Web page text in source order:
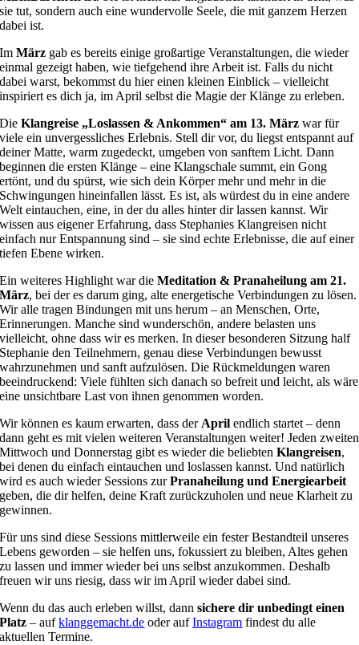
sie tut, sondern auch eine wundervolle Seele, die mit ganzem Herzen
dabei ist.
ImMärz gab es bereits einige großartige Veranstaltungen, die wieder
einmal gezeigt haben, wie tiefgehend ihre Arbeit ist. Falls du nicht
dabei warst, bekommst du hier einen kleinen Einblick – vielleicht
inspiriert es dich ja, im April selbst die Magie der Klänge zu erleben.
DieKlangreise „Loslassen & Ankommen“ am 13. März war für
viele ein unvergessliches Erlebnis. Stell dir vor, du liegst entspannt auf
deiner Matte, warm zugedeckt, umgeben von sanftem Licht. Dann
beginnen die ersten Klänge – eine Klangschale summt, ein Gong
ertönt, und du spürst, wie sich dein Körper mehr und mehr in die
Schwingungen hineinfallen lässt. Es ist, als würdest du in eine andere
Welt eintauchen, eine, in der du alles hinter dir lassen kannst. Wir
wissen aus eigener Erfahrung, dass Stephanies Klangreisen nicht
einfach nur Entspannung sind – sie sind echte Erlebnisse, die auf einer
tiefen Ebene wirken.
Ein weiteres Highlight war dieMeditation & Pranaheilung am 21.
März, bei der es darum ging, alte energetische Verbindungen zu lösen.
Wir alle tragen Bindungen mit uns herum – an Menschen, Orte,
Erinnerungen. Manche sind wunderschön, andere belasten uns
vielleicht, ohne dass wir es merken. In dieser besonderen Sitzung half
Stephanie den Teilnehmern, genau diese Verbindungen bewusst
wahrzunehmen und sanft aufzulösen. Die Rückmeldungen waren
beeindruckend: Viele fühlten sich danach so befreit und leicht, als wäre
eine unsichtbare Last von ihnen genommen worden.
Wir können es kaum erwarten, dass der April endlich startet – denn
dann geht es mit vielen weiteren Veranstaltungen weiter! Jeden zweiten
Mittwoch und Donnerstag gibt es wieder die beliebtenKlangreisen,
bei denen du einfach eintauchen und loslassen kannst. Und natürlich
wird es auch wieder Sessions zurPranaheilung und Energiearbeit
geben, die dir helfen, deine Kraft zurückzuholen und neue Klarheit zu
gewinnen.
Für uns sind diese Sessions mittlerweile ein fester Bestandteil unseres
Lebens geworden – sie helfen uns, fokussiert zu bleiben, Altes gehen
zu lassen und immer wieder bei uns selbst anzukommen. Deshalb
freuen wir uns riesig, dass wir im April wieder dabei sind.
Wenn du das auch erleben willst, dannsichere dir unbedingt einen
Platz – aufklanggemacht.de oder aufInstagram findest du alle
aktuellen Termine.